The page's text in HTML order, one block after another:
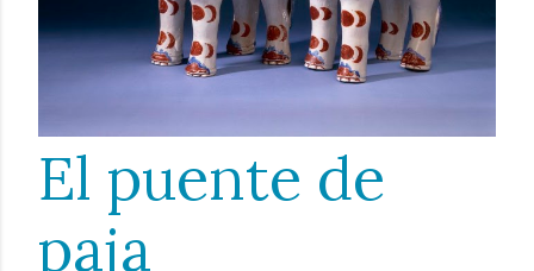
El puente de
paja